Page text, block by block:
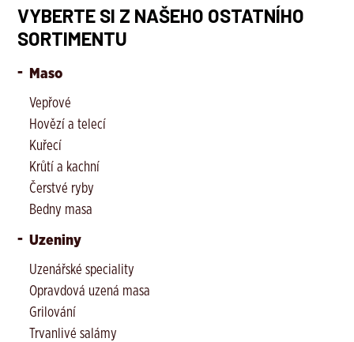
VYBERTE SI Z NAŠEHO OSTATNÍHO
SORTIMENTU
Maso
Vepřové
Hovězí a telecí
Kuřecí
Krůtí a kachní
Čerstvé ryby
Bedny masa
Uzeniny
Uzenářské speciality
Opravdová uzená masa
Grilování
Trvanlivé salámy